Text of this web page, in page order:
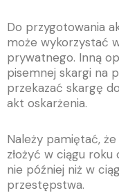
Do przygotowania
może wykorzystać
prywatnego. Inną
pisemnej skargi na
przekazać skargę
akt oskarżenia.
Należy pamiętać,
złożyć w ciągu
nie później niż w
przestępstwa.